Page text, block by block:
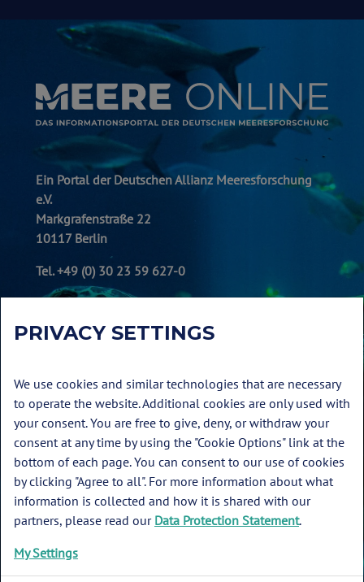
Ein Portal der Deutschen Allianz Meeresforschung
e.V.
Markgrafenstraße 22
10117 Berlin
Tel. +49 (0) 30 23 59 627-0
Glossar
Impressum
Datenschutz
Cookie-Einstellungen
PRIVACY SETTINGS
We use cookies and similar technologies that are necessary
to operate the website. Additional cookies are only used with
your consent. You are free to give, deny, or withdraw your
consent at any time by using the "Cookie Options" link at the
bottom of each page. You can consent to our use of cookies
by clicking "Agree to all". For more information about what
information is collected and how it is shared with our
partners, please read our Data Protection Statement.
My Settings